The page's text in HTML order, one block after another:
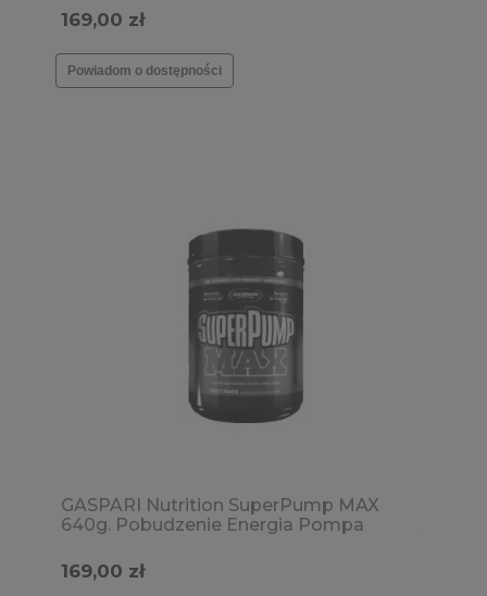
SPRAWDŹ SMAKI →
169,00 zł
Powiadom o dostępności
GASPARI Nutrition SuperPump MAX
640g. Pobudzenie Energia Pompa
SMAKI →
169,00 zł